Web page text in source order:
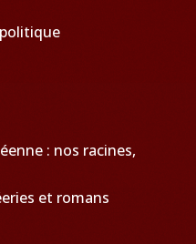
: nos racines,
et romans